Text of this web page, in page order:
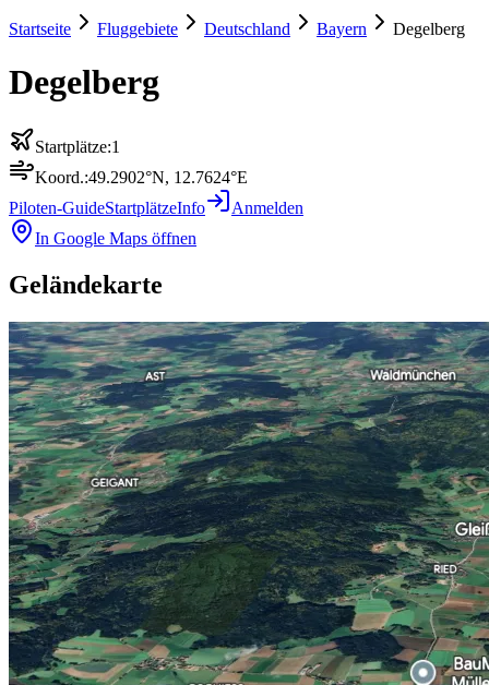
Startseite Fluggebiete Deutschland Bayern Degelberg
Degelberg
Startplätze:1
Koord.:49.2902°N, 12.7624°E
Piloten-GuideStartplätzeInfo
Anmelden
In Google Maps öffnen
Geländekarte